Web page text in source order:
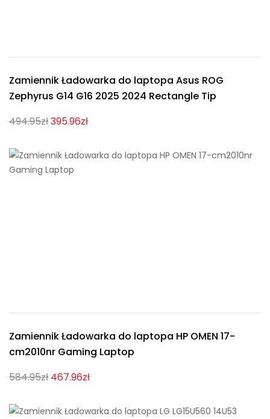
Zamiennik Ładowarka do laptopa Asus ROG
Zephyrus G14 G16 2025 2024 Rectangle Tip
494.95zł395.96zł
Zamiennik Ładowarka do laptopa HP OMEN 17-
cm2010nr Gaming Laptop
584.95zł 467.96zł